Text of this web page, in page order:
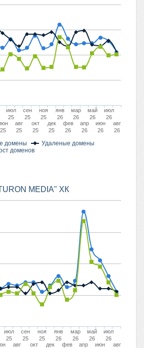
домены
Удаленые домены
доменов
25
июл
25
авг
25
сен
25
окт
25
ноя
25
дек
25
янв
26
фев
26
мар
26
апр
26
май
26
июн
26
июл
26
авг
26
MEDIA" ХК
июл
25
авг
сен
25
окт
ноя
25
дек
янв
26
фев
мар
26
апр
май
26
июн
июл
26
авг